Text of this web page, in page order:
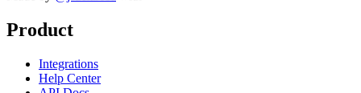
Product
Integrations
Help Center